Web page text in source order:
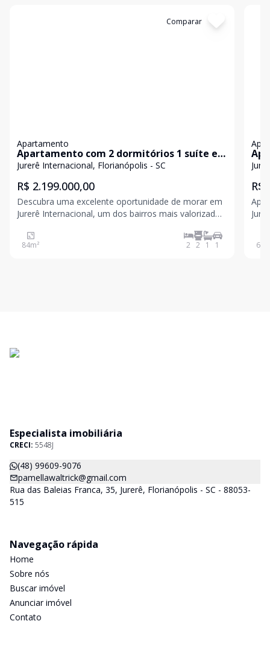
Comparar
Apartamento
Apartamento com 2 dormitórios 1 suíte e 2
banheiros com 1 vaga de garagem
Jurerê Internacional, Florianópolis - SC
R$ 2.199.000,00
Descubra uma excelente oportunidade de morar em
Jurerê Internacional, um dos bairros mais valorizados
Residencial Pontal de Jurerê, na Rua Professor Heinz
Braunsperger, este apartamento oferece 84 m² de
84m² 2 2 1 1
R$
61
Especialista imobiliária
CRECI: 5548J
(48) 99609-9076
pamellawaltrick@gmail.com
Rua das Baleias Franca, 35, Jurerê, Florianópolis - SC - 88053-
515
Navegação rápida
Home
Sobre nós
Buscar imóvel
Anunciar imóvel
Contato